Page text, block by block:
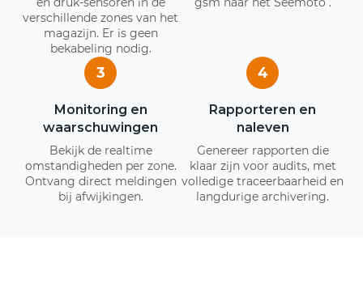
verschillende zones van het
magazijn. Er is geen
bekabeling nodig.
3
Monitoring en
waarschuwingen
Bekijk de realtime
omstandigheden per zone.
Ontvang direct meldingen
bij afwijkingen.
4
Rapporteren en
naleven
Genereer rapporten die
klaar zijn voor audits, met
volledige traceerbaarheid en
langdurige archivering.